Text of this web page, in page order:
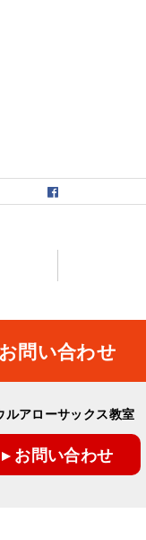
お問い合わせ
ルアローサックス教室
▸ お問い合わせ